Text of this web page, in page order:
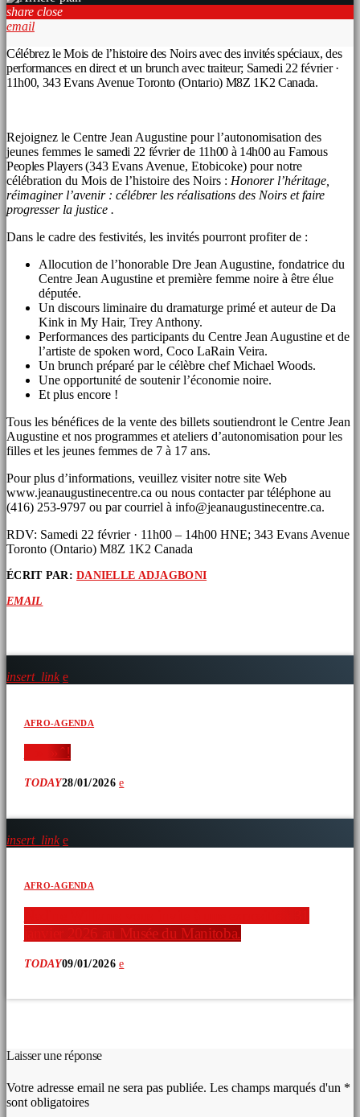
share close
email
Célébrez le Mois de l’histoire des Noirs avec des invités spéciaux, des
performances en direct et un brunch avec traiteur; Samedi 22 février ·
11h00, 343 Evans Avenue Toronto (Ontario) M8Z 1K2 Canada.
Rejoignez le Centre Jean Augustine pour l’autonomisation des
jeunes femmes le samedi 22 févrierde 11h00 à 14h00auFamous
Peoples Players(343 Evans Avenue, Etobicoke) pour notre
célébration du Mois de l’histoire des Noirs : Honorer l’héritage,
réimaginer l’avenir : célébrer les réalisations des Noirs et faire
progresser la justice .
Dans le cadre des festivités, les invités pourront profiter de :
Allocution de l’honorable Dre Jean Augustine, fondatrice du
Centre Jean Augustine et première femme noire à être élue
députée.
Un discours liminaire du dramaturge primé et auteur de Da
Kink in My Hair, Trey Anthony.
Performances des participants du Centre Jean Augustine et de
l’artiste de spoken word, Coco LaRain Veira.
Un brunch préparé par le célèbre chef Michael Woods.
Une opportunité de soutenir l’économie noire.
Et plus encore !
Tous les bénéfices de la vente des billets soutiendront le Centre Jean
Augustine et nos programmes et ateliers d’autonomisation pour les
filles et les jeunes femmes de 7 à 17 ans.
Pour plus d’informations, veuillez visiter notre site Web
www.jeanaugustinecentre.ca ou nous contacter par téléphone au
(416) 253-9797 ou par courriel à info@jeanaugustinecentre.ca.
RDV: Samedi 22 février · 11h00 – 14h00 HNE; 343 Evans Avenue
Toronto (Ontario) M8Z 1K2 Canada
ÉCRIT PAR:DANIELLE ADJAGBONI
EMAIL
insert_link
AFRO-AGENDA
‘ » » ̂ !
TODAY28/01/2026
insert_link
AFRO-AGENDA
janvier 2026 au Musée du Manitoba.
TODAY09/01/2026
Laisser une réponse
Votre adresse email ne sera pas publiée. Les champs marqués d'un *
sont obligatoires